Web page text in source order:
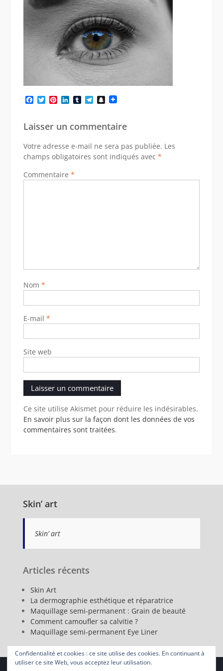
Laisser un commentaire
Votre adresse e-mail ne sera pas publiée. Les
champs obligatoires sont indiqués avec *
Commentaire *
Nom *
E-mail *
Site web
Ce site utilise Akismet pour réduire les indésirables.
En savoir plus sur la façon dont les données de vos
commentaires sont traitées.
Skin’ art
Skin’ art
Confidentialité et cookies : ce site utilise des cookies. En continuant à
utiliser ce site Web, vous acceptez leur utilisation.
Articles récents
Skin Art
La dermographie esthétique et réparatrice
Maquillage semi-permanent : Grain de beauté
Comment camoufler sa calvitie ?
Maquillage semi-permanent Eye Liner